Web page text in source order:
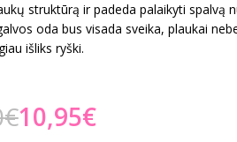
struktūrą ir padeda palaikyti spalvą
oda bus visada sveika, plaukai
išliks ryški.
€10,95€